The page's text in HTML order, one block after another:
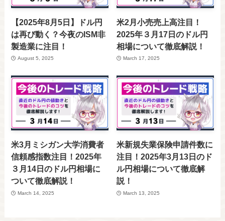
【2025年8月5日】ドル円
は再び動く？今夜のISM非
製造業に注目！
August 5, 2025
米2月小売売上高注目！
2025年３月17日のドル円
相場について徹底解説！
March 17, 2025
米3月ミシガン大学消費者
信頼感指数注目！2025年
３月14日のドル円相場に
ついて徹底解説！
March 14, 2025
米新規失業保険申請件数に
注目！2025年3月13日のド
ル円相場について徹底解
説！
March 13, 2025